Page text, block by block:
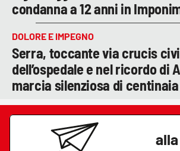
condanna a 12 anni in
DOLORE E IMPEGNO
Serra, toccante via crucis
dell’ospedale e nel ricordo di
marcia silenziosa di